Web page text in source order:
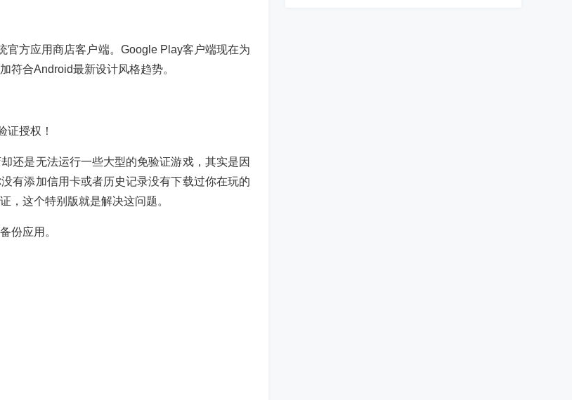
方应用商店客户端。Google Play客户端现在为
符合Android最新设计风格趋势。
证授权！
还是无法运行一些大型的免验证游戏，其实是因
有添加信用卡或者历史记录没有下载过你在玩的
，这个特别版就是解决这问题。
份应用。